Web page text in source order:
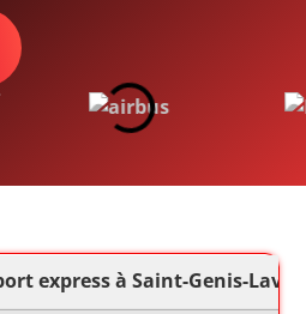
express à Saint-Genis-Laval